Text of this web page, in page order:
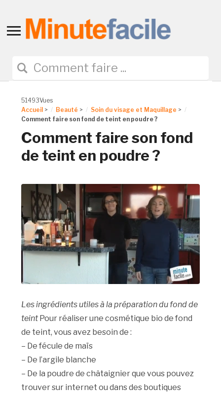
Toggle
navigation
51493Vues
Accueil > Beauté > Soin du visage et Maquillage >
Comment faire son fond de teint en poudre ?
Comment faire son fond
de teint en poudre ?
Les ingrédients utiles à la préparation du fond de
teintPour réaliser une cosmétique bio de fond
de teint, vous avez besoin de :
– De fécule de maïs
– De l’argile blanche
– De la poudre de châtaignier que vous pouvez
trouver sur internet ou dans des boutiques